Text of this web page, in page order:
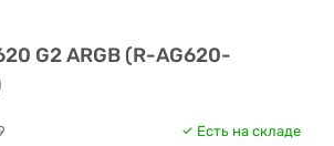
G2 ARGB (R-AG620-
Есть на складе